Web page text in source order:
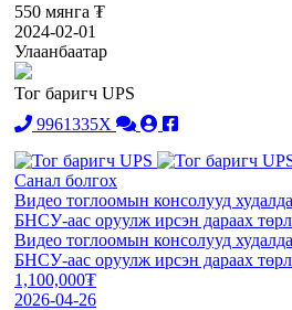
550 мянга ₮
2024-02-01
Улаанбаатар
Тог баригч UPS
9961335X
Санал болгох
Видео тоглоомын консолууд
БНСУ-аас оруулж ирсэн дараах
Видео тоглоомын консолууд
БНСУ-аас оруулж ирсэн дараах
1,100,000₮
2026-04-26